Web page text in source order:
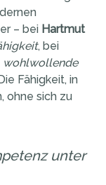
– bei Hartmut
, bei
wohlwollende
Fähigkeit, in
ohne sich zu
unter